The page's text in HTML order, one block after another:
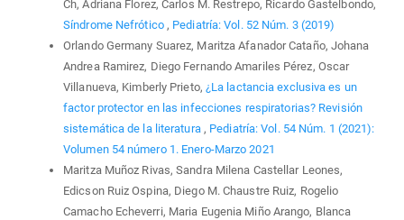
Ch, Adriana Florez, Carlos M. Restrepo, Ricardo Gastelbondo,
Síndrome Nefrótico , Pediatría: Vol. 52 Núm. 3 (2019)
Orlando Germany Suarez, Maritza Afanador Cataño, Johana
Andrea Ramirez, Diego Fernando Amariles Pérez, Oscar
Villanueva, Kimberly Prieto, ¿La lactancia exclusiva es un
factor protector en las infecciones respiratorias? Revisión
sistemática de la literatura , Pediatría: Vol. 54 Núm. 1 (2021):
Volumen 54 número 1. Enero-Marzo 2021
Maritza Muñoz Rivas, Sandra Milena Castellar Leones,
Edicson Ruiz Ospina, Diego M. Chaustre Ruiz, Rogelio
Camacho Echeverri, Maria Eugenia Miño Arango, Blanca